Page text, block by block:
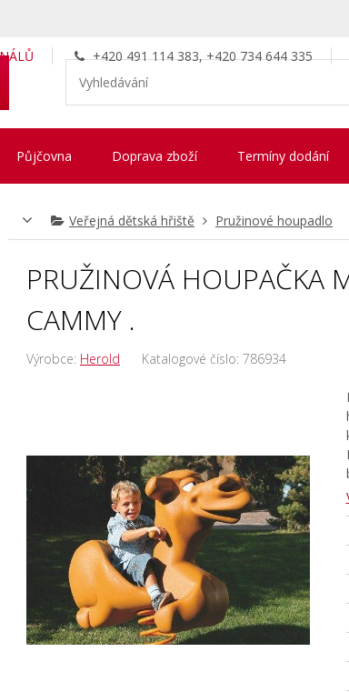
+420 491 114 383, +420 734 644 335
Půjčovna Doprava zboží Termíny dodání
Veřejná dětská hřiště Pružinové houpadlo
PRUŽINOVÁ HOUPAČKA
CAMMY .
Výrobce: Herold Katalogové číslo: 786934